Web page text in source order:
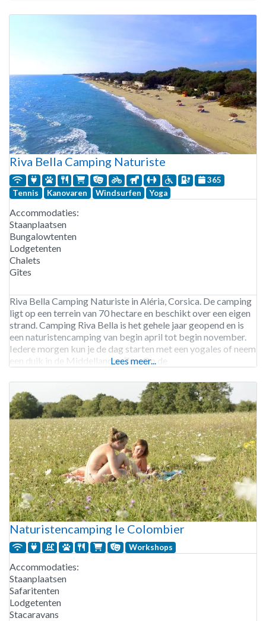
hoogwaardige voorzieningen en accommodaties
Riva Bella Camping Naturiste
365
Tennis
Kanovaren Windsurfen Yoga
Accommodaties:
Staanplaatsen
Bungalowtenten
Lodgetenten
Chalets
Gîtes
Riva Bella Camping Naturiste in Aléria, Corsica. De camping
ligt op een terrein van 70 hectare en beschikt over een eigen
strand. Camping Riva Bella is het gehele jaar geopend en is
een naturistencamping van begin april tot begin november.
Iedere morgen kun je de dag starten met een yogales of neem
een duik in de Middellandse Zee. Op de
Lees meer...
Naturistencamping le Colombier
Workshops
Accommodaties:
Staanplaatsen
Safaritenten
Lodgetenten
Stacaravans